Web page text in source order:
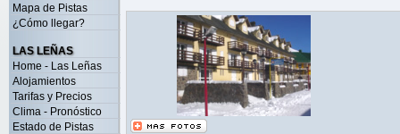
Mapa de Pistas
¿Cómo llegar?
LAS LEÑAS
Home - Las Leñas
Alojamientos
Tarifas y Precios
Clima - Pronóstico
Estado de Pistas